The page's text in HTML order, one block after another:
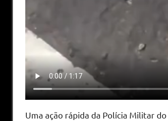
Uma ação rápida da Polícia Militar